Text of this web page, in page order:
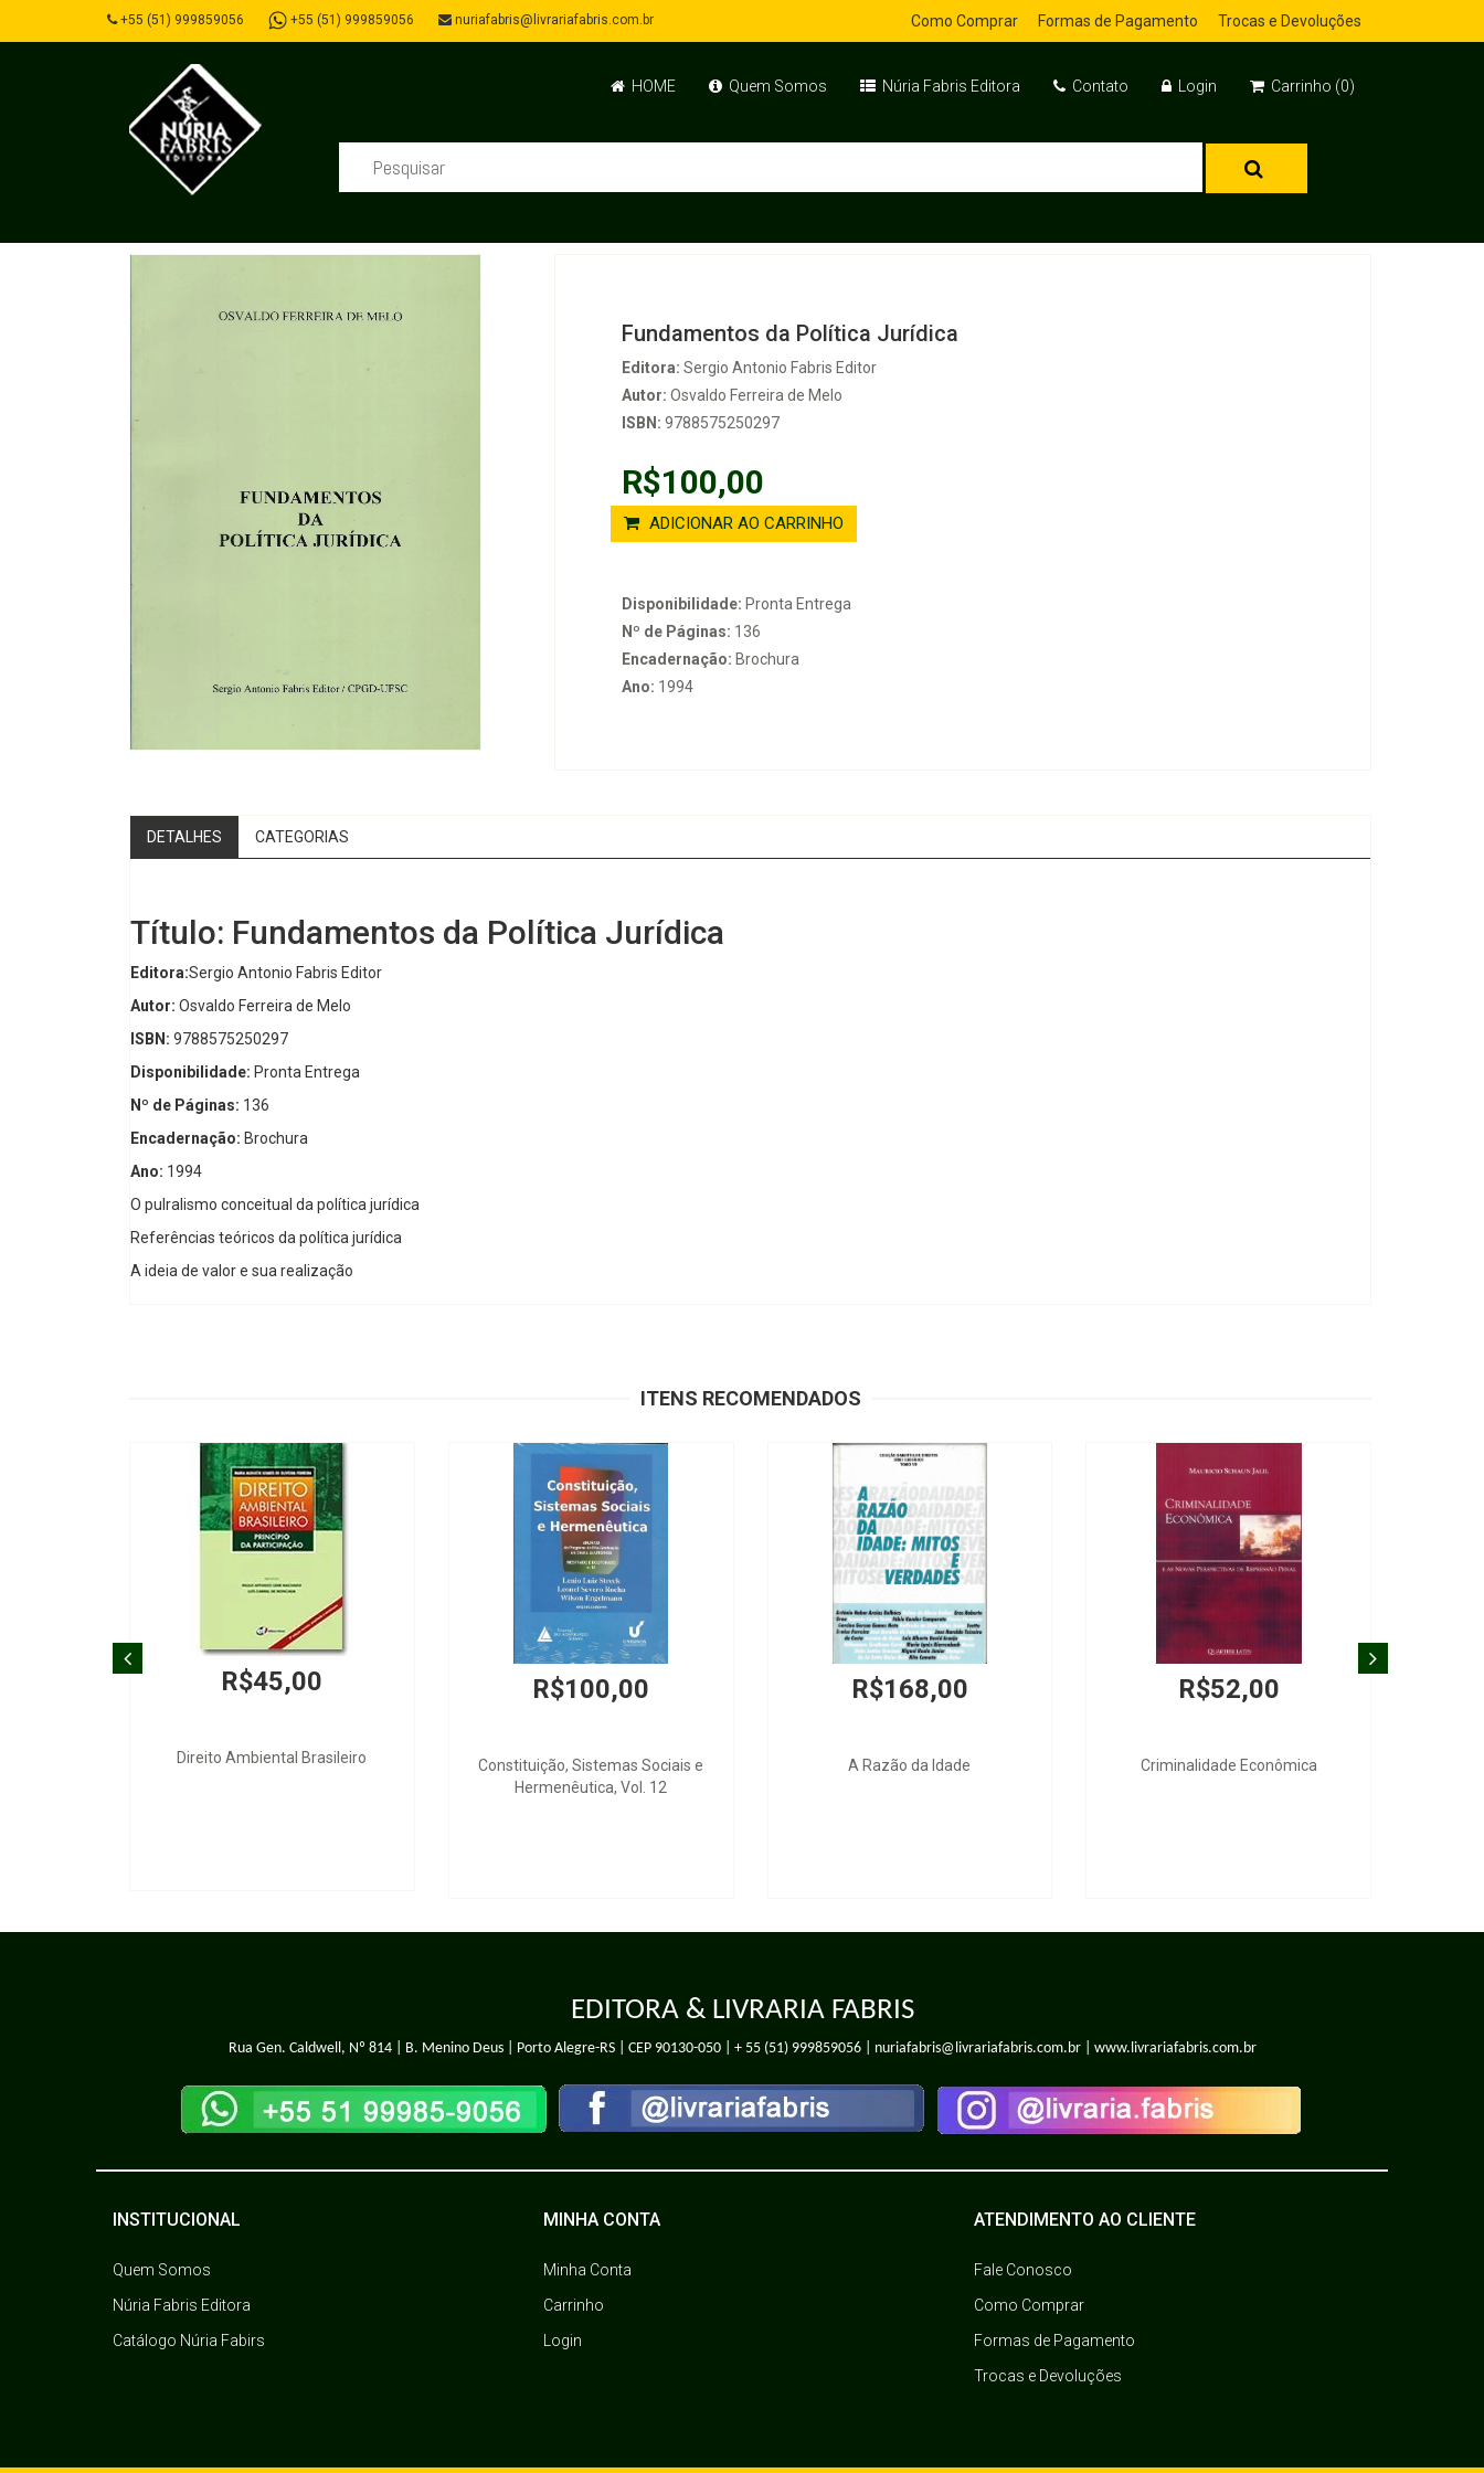
+55 (51) 999859056 +55 (51) 999859056 nuriafabris@livrariafabris.com.br Como Comprar Formas de Pagamento Trocas e Devoluções
HOME Quem Somos Núria Fabris Editora Contato Login Carrinho (0)
Fundamentos da Política Jurídica
Editora: Sergio Antonio Fabris Editor
Autor: Osvaldo Ferreira de Melo
ISBN: 9788575250297
R$100,00
ADICIONAR AO CARRINHO
Disponibilidade: Pronta Entrega
Nº de Páginas: 136
Encadernação: Brochura
Ano: 1994
DETALHES CATEGORIAS
Título: Fundamentos da Política Jurídica
Editora:Sergio Antonio Fabris Editor
Autor: Osvaldo Ferreira de Melo
ISBN: 9788575250297
Disponibilidade: Pronta Entrega
Nº de Páginas: 136
Encadernação: Brochura
Ano: 1994
O pulralismo conceitual da política jurídica
Referências teóricos da política jurídica
A ideia de valor e sua realização
ITENS RECOMENDADOS
R$45,00
Direito Ambiental Brasileiro
R$100,00
Constituição, Sistemas Sociais e
Hermenêutica, Vol. 12
R$168,00
A Razão da Idade
R$52,00
Criminalidade Econômica
EDITORA & LIVRARIA FABRIS
Rua Gen. Caldwell, Nº 814 | B. Menino Deus | Porto Alegre-RS | CEP 90130-050 | + 55 (51) 999859056| nuriafabris@livrariafabris.com.br | www.livrariafabris.com.br
INSTITUCIONAL
Quem Somos
Núria Fabris Editora
Catálogo Núria Fabirs
MINHA CONTA
Minha Conta
Carrinho
Login
ATENDIMENTO AO CLIENTE
Fale Conosco
Como Comprar
Formas de Pagamento
Trocas e Devoluções